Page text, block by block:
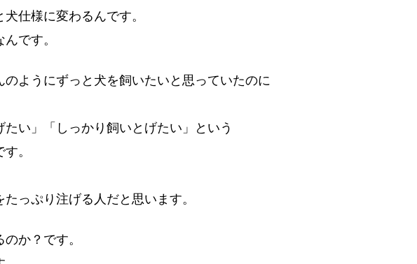
仕様に変わるんです。
です。
ようにずっと犬を飼いたいと思っていたのに
たい」「しっかり飼いとげたい」という
。
っぷり注げる人だと思います。
か？です。